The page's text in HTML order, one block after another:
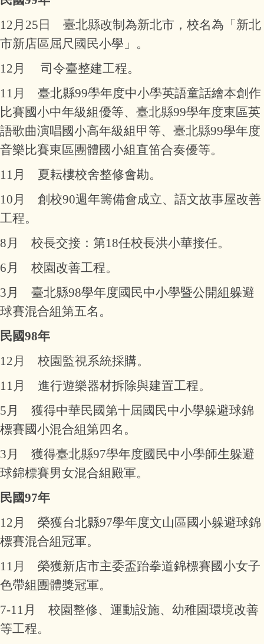
12月25日 臺北縣改制為新北市，校名為「新北
市新店區屈尺國民小學」。
12月 司令臺整建工程。
11月 臺北縣99學年度中小學英語童話繪本創作
比賽國小中年級組優等、臺北縣99學年度東區英
語歌曲演唱國小高年級組甲等、臺北縣99學年度
音樂比賽東區團體國小組直笛合奏優等。
11月 夏耘樓校舍整修會勘。
10月 創校90週年籌備會成立、語文故事屋改善
工程。
8月 校長交接：第18任校長洪小華接任。
6月 校園改善工程。
3月 臺北縣98學年度國民中小學暨公開組躲避
球賽混合組第五名。
民國98年
12月 校園監視系統採購。
11月 進行遊樂器材拆除與建置工程。
5月 獲得中華民國第十屆國民中小學躲避球錦
標賽國小混合組第四名。
3月 獲得臺北縣97學年度國民中小學師生躲避
球錦標賽男女混合組殿軍。
民國97年
12月 榮獲台北縣97學年度文山區國小躲避球錦
標賽混合組冠軍。
11月 榮獲新店市主委盃跆拳道錦標賽國小女子
色帶組團體獎冠軍。
7-11月 校園整修、運動設施、幼稚園環境改善
等工程。